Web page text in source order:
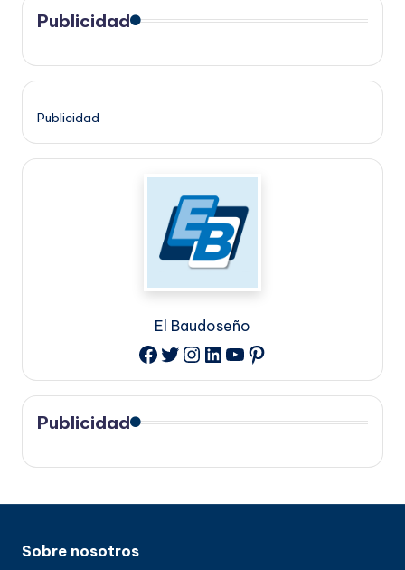
Publicidad
Publicidad
El Baudoseño
Facebook
Twitter
Instagram
LinkedIn
YouTube
Pinterest
Publicidad
Sobre nosotros